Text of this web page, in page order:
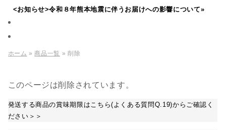
<お知らせ>令和８年熊本地震に伴うお届けへの影響について»
ホーム »商品一覧 » 削除
このページは削除されています。
発送する商品の賞味期限はこちら(よくある質問Q.19)からご確認く
ださい＞＞